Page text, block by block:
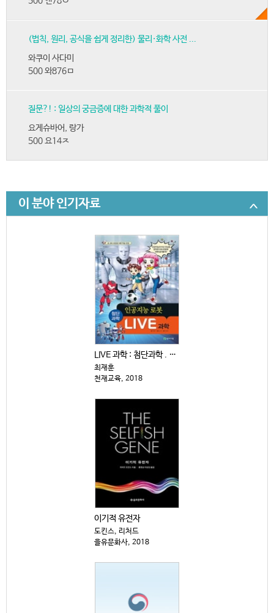
(법칙, 원리, 공식을 쉽게 정리한) 물리·화학 사전 ...
와쿠이 사다미
500 와876ㅁ
질문?! : 일상의 궁금증에 대한 과학적 풀이
요게슈바어, 랑가
500 요14ㅈ
이 분야 인기자료
LIVE 과학 : 첨단과학 . 11-15
최재훈
천재교육, 2018
이기적 유전자
도킨스, 리처드
을유문화사, 2018